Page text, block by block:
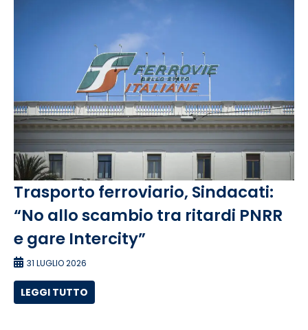
Trasporto ferroviario, Sindacati:
“No allo scambio tra ritardi PNRR
e gare Intercity”
31 LUGLIO 2026
LEGGI TUTTO